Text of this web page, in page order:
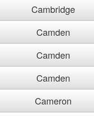
Cambridge
Camden
Camden
Camden
Cameron